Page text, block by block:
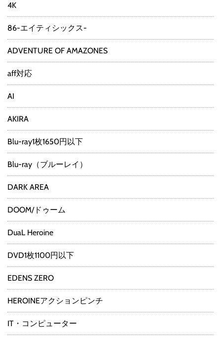
4K
86-エイティシックス-
ADVENTURE OF AMAZONES
aff対応
AI
AKIRA
Blu-ray1枚1650円以下
Blu-ray（ブルーレイ）
DARK AREA
DOOM/ドゥーム
DuaL Heroine
DVD1枚1100円以下
EDENS ZERO
HEROINEアクションピンチ
IT・コンピューター